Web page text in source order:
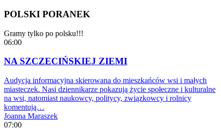
POLSKI PORANEK
Gramy tylko po polsku!!!
06:00
NA SZCZECIŃSKIEJ ZIEMI
Audycja informacyjna skierowana do mieszkańców wsi i małych
miasteczek. Nasi dziennikarze pokazują życie społeczne i kulturalne
na wsi, natomiast naukowcy, politycy, związkowcy i rolnicy
komentują…
Joanna Maraszek
07:00